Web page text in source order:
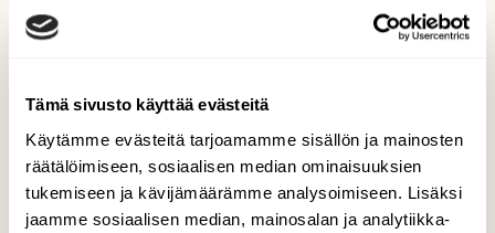
Tämä sivusto käyttää evästeitä
Käytämme evästeitä tarjoamamme sisällön ja mainosten
räätälöimiseen, sosiaalisen median ominaisuuksien
tukemiseen ja kävijämäärämme analysoimiseen. Lisäksi
jaamme sosiaalisen median, mainosalan ja analytiikka-